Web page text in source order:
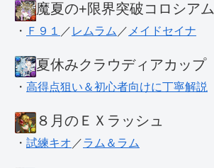
魔夏の+限界突破コロシアム
・ Ｆ９１ ／ レムラム ／ メイドセイナ
夏休みクラウディアカップ
・ 高得点狙い＆初心者向けに丁寧解説
８月のＥＸラッシュ
・ 試練キオ ／ラム＆ラム